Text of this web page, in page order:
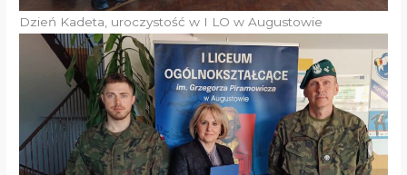
Dzień Kadeta, uroczystość w I LO w Augustowie